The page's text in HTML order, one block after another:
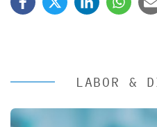
LABOR &